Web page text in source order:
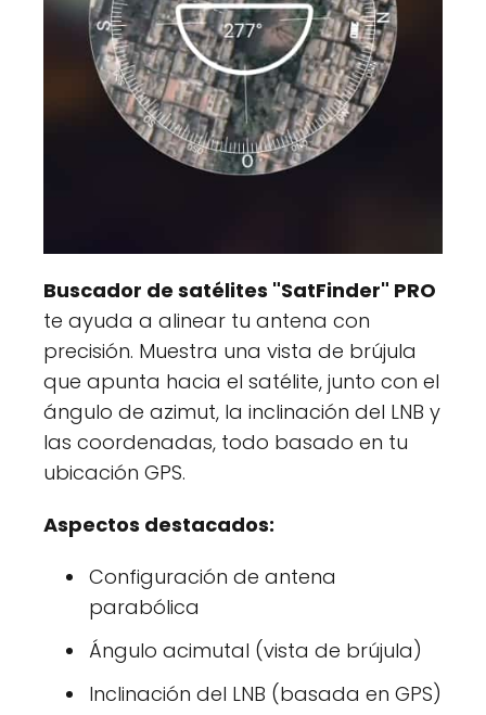
Buscador de satélites "SatFinder" PRO
te ayuda a alinear tu antena con
precisión. Muestra una vista de brújula
que apunta hacia el satélite, junto con el
ángulo de azimut, la inclinación del LNB y
las coordenadas, todo basado en tu
ubicación GPS.
Aspectos destacados:
Configuración de antena
parabólica
Ángulo acimutal (vista de brújula)
Inclinación del LNB (basada en GPS)